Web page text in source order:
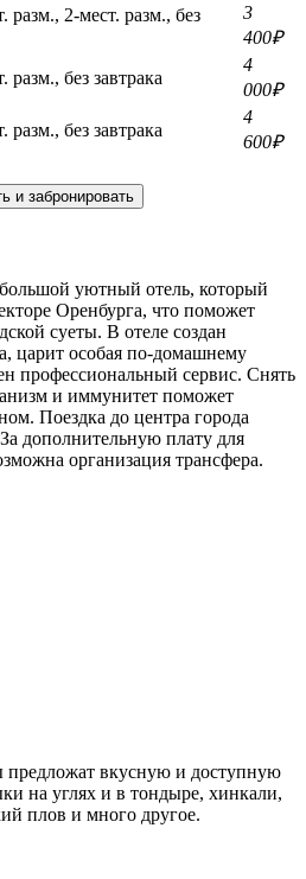
2-мест. разм., без
3
400₽
без завтрака
4
000₽
без завтрака
4
600₽
и забронировать
уютный отель, который
Оренбурга, что поможет
суеты. В отеле создан
царит особая по-домашнему
профессиональный сервис. Снять
и иммунитет поможет
Поездка до центра города
дополнительную плату для
организация трансфера.
вкусную и доступную
на углях и в тондыре, хинкали,
плов и много другое.